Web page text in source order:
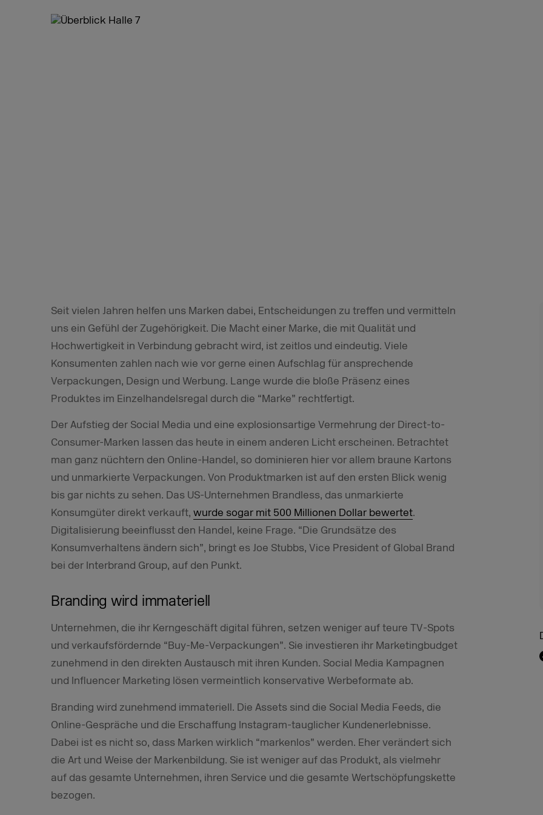
Seit vielen Jahren helfen uns Marken dabei, Entscheidungen zu treffen und vermitteln
uns ein Gefühl der Zugehörigkeit. Die Macht einer Marke, die mit Qualität und
Hochwertigkeit in Verbindung gebracht wird, ist zeitlos und eindeutig. Viele
Konsumenten zahlen nach wie vor gerne einen Aufschlag für ansprechende
Verpackungen, Design und Werbung. Lange wurde die bloße Präsenz eines
Produktes im Einzelhandelsregal durch die “Marke” rechtfertigt.
Der Aufstieg der Social Media und eine explosionsartige Vermehrung der Direct-to-
Consumer-Marken lassen das heute in einem anderen Licht erscheinen. Betrachtet
man ganz nüchtern den Online-Handel, so dominieren hier vor allem braune Kartons
und unmarkierte Verpackungen. Von Produktmarken ist auf den ersten Blick wenig
bis gar nichts zu sehen. Das US-Unternehmen Brandless, das unmarkierte
Konsumgüter direkt verkauft, wurde sogar mit 500 Millionen Dollar bewertet.
Digitalisierung beeinflusst den Handel, keine Frage. “Die Grundsätze des
Konsumverhaltens ändern sich”, bringt es Joe Stubbs, Vice President of Global Brand
bei der Interbrand Group, auf den Punkt.
Branding wird immateriell
Unternehmen, die ihr Kerngeschäft digital führen, setzen weniger auf teure TV-Spots
und verkaufsfördernde “Buy-Me-Verpackungen”. Sie investieren ihr Marketingbudget
zunehmend in den direkten Austausch mit ihren Kunden. Social Media Kampagnen
und Influencer Marketing lösen vermeintlich konservative Werbeformate ab.
Branding wird zunehmend immateriell. Die Assets sind die Social Media Feeds, die
Online-Gespräche und die Erschaffung Instagram-tauglicher Kundenerlebnisse.
Dabei ist es nicht so, dass Marken wirklich “markenlos” werden. Eher verändert sich
die Art und Weise der Markenbildung. Sie ist weniger auf das Produkt, als vielmehr
auf das gesamte Unternehmen, ihren Service und die gesamte Wertschöpfungskette
bezogen.